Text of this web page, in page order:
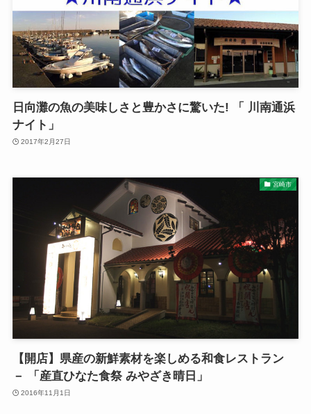
日向灘の魚の美味しさと豊かさに驚いた! 「 川南通浜
ナイト」
2017年2月27日
宮崎市
【開店】県産の新鮮素材を楽しめる和食レストラン
－ 「産直ひなた食祭 みやざき晴日」
2016年11月1日